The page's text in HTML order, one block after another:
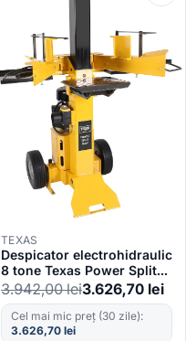
TEXAS
Despicator electrohidraulic
8 tone Texas Power Split
820V, motor electric
monofazat 3500W,
lungime maxima bustean
50cm
3.942,00lei3.626,70 lei
Cel mai mic preț (30 zile):
3.626,70 lei